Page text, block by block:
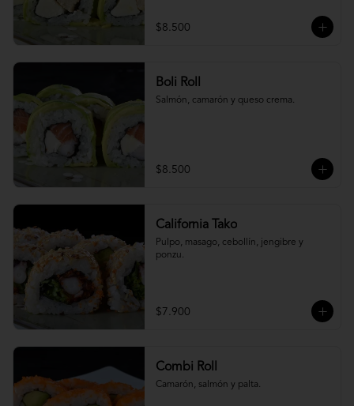
$8.500
Boli Roll
Salmón, camarón y queso crema.
$8.500
California Tako
Pulpo, masago, cebollín, jengibre y
ponzu.
$7.900
Combi Roll
Camarón, salmón y palta.